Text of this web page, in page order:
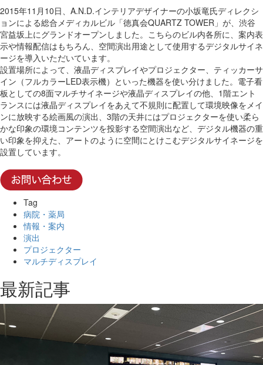
2015年11月10日、A.N.D.インテリアデザイナーの小坂竜氏ディレクシ
ョンによる総合メディカルビル「徳真会QUARTZ TOWER」が、渋谷
宮益坂上にグランドオープンしました。こちらのビル内各所に、案内表
示や情報配信はもちろん、空間演出用途として使用するデジタルサイネ
ージを導入いただいています。
設置場所によって、液晶ディスプレイやプロジェクター、ティッカーサ
イン（フルカラーLED表示機）といった機器を使い分けました。電子看
板としての8面マルチサイネージや液晶ディスプレイの他、1階エント
ランスには液晶ディスプレイをあえて不規則に配置して環境映像をメイ
ンに放映する絵画風の演出、3階の天井にはプロジェクターを使い柔ら
かな印象の環境コンテンツを投影する空間演出など、デジタル機器の重
い印象を抑えた、アートのように空間にとけこむデジタルサイネージを
設置しています。
Tag
病院・薬局
情報・案内
演出
プロジェクター
マルチディスプレイ
最新記事